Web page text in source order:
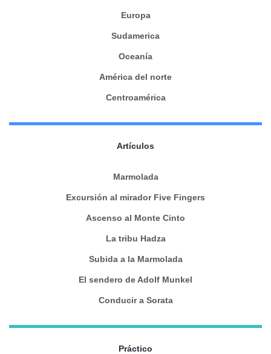
Europa
Sudamerica
Oceanía
América del norte
Centroamérica
Artículos
Marmolada
Excursión al mirador Five Fingers
Ascenso al Monte Cinto
La tribu Hadza
Subida a la Marmolada
El sendero de Adolf Munkel
Conducir a Sorata
Práctico